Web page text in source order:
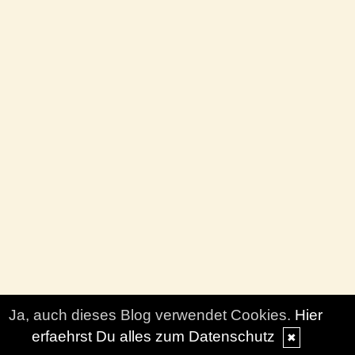
Ja, auch dieses Blog verwendet Cookies. Hier
erfaehrst Du alles zum Datenschutz
✖